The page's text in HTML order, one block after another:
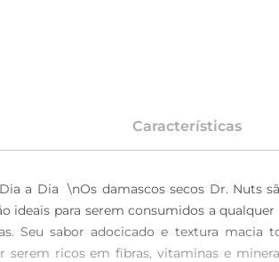
Características
a Dia  \nOs damascos secos Dr. Nuts
ideais para serem consumidos a
Seu sabor adocicado e textura macia
ricos em fibras, vitaminas e